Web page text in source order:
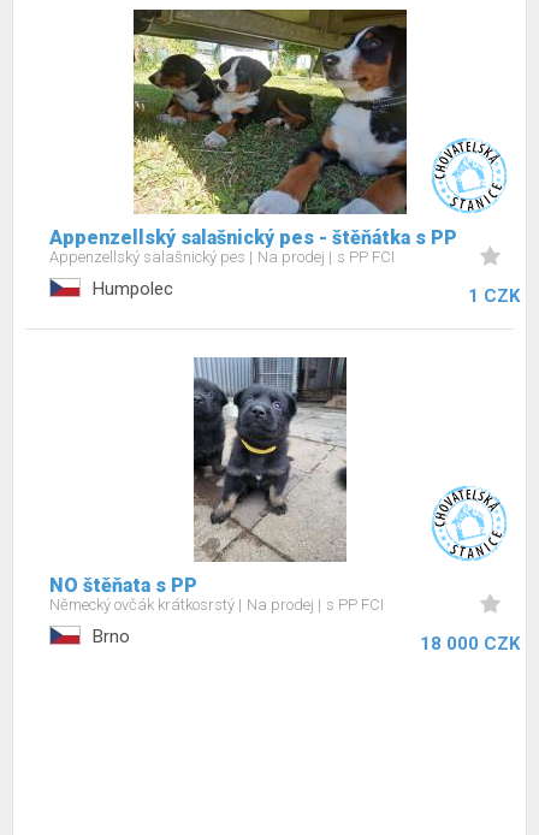
Appenzellský salašnický pes - štěňátka s PP
Appenzellský salašnický pes Na prodej s PP FCI
Humpolec 1 CZK
NO štěňata s PP
Německý ovčák krátkosrstý Na prodej s PP FCI
Brno 18 000 CZK